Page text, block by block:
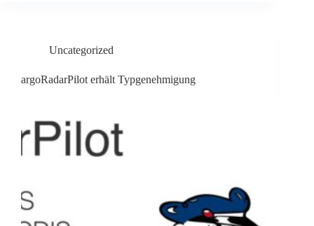
Uncategorized
argoRadarPilot erhält Typgenehmigung